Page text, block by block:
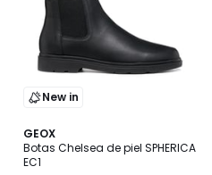
New in
GEOX
Botas Chelsea de piel SPHERICA
EC1